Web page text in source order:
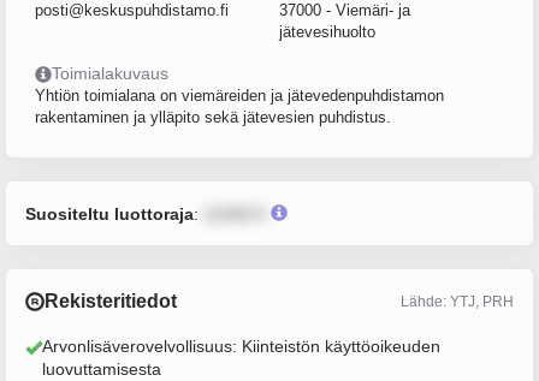
posti@keskuspuhdistamo.fi
37000 - Viemäri- ja
jätevesihuolto
Toimialakuvaus
Yhtiön toimialana on viemäreiden ja jätevedenpuhdistamon
rakentaminen ja ylläpito sekä jätevesien puhdistus.
Suositeltu luottoraja:
Rekisteritiedot Lähde: YTJ, PRH
Arvonlisäverovelvollisuus: Kiinteistön käyttöoikeuden
luovuttamisesta